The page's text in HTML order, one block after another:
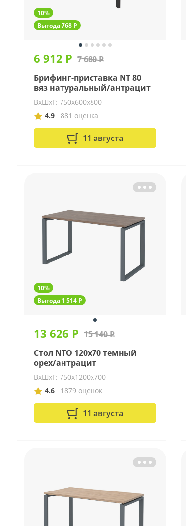
10%
Выгода 768 Р
6 912 Р 7 680 Р
Брифинг-приставка NT 80
вяз натуральный/антрацит
ВхШхГ: 750х600х800
4.9
881 оценка
11 августа
10%
Выгода 1 514 Р
13 626 Р 15 140 Р
Стол NTO 120x70 темный
орех/антрацит
ВхШхГ: 750х1200х700
4.6
1879 оценок
11 августа